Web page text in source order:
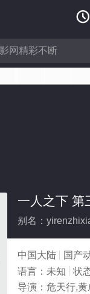

别名：
中国大陆 国产
语言： 未知 状
导演： 危天行,黄